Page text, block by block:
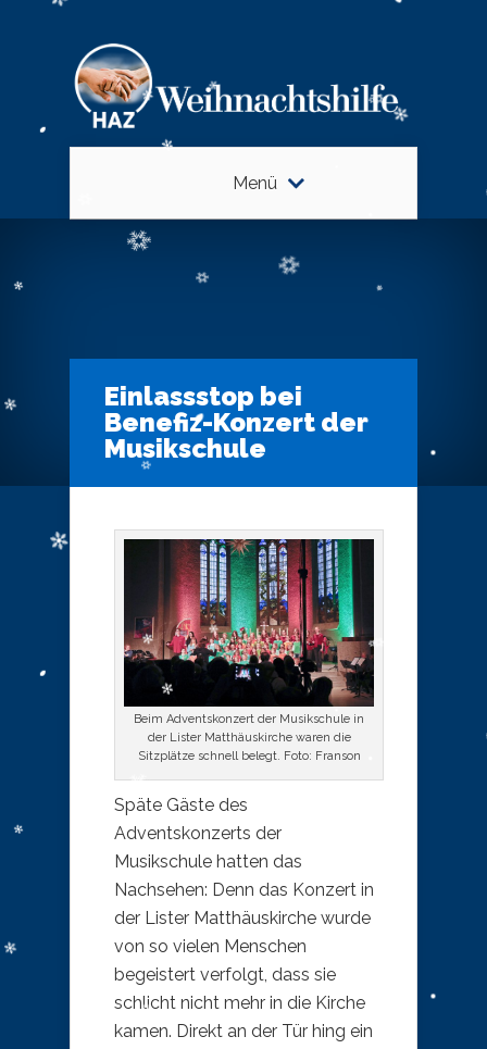
Menü
Einlassstop bei
Benefiz-Konzert der
Musikschule
Beim Adventskonzert der Musikschule in
der Lister Matthäuskirche waren die
Sitzplätze schnell belegt. Foto: Franson
Späte Gäste des
Adventskonzerts der
Musikschule hatten das
Nachsehen: Denn das Konzert in
der Lister Matthäuskirche wurde
von so vielen Menschen
begeistert verfolgt, dass sie
schlicht nicht mehr in die Kirche
kamen. Direkt an der Tür hing ein